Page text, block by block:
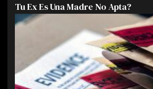
Tu Ex Es Una Madre No Apta?